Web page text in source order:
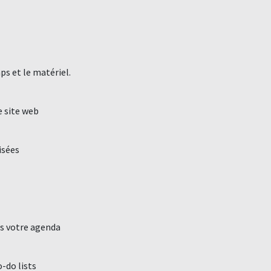
et le matériel.
site web
votre agenda
do lists